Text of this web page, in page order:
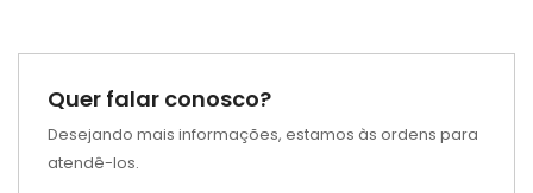
Quer falar conosco?
Desejando mais informações, estamos às ordens para
atendê-los.